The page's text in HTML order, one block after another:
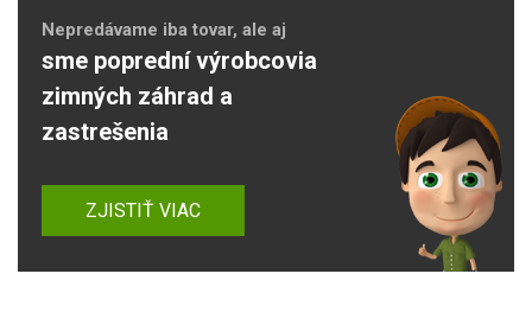
Nepredávame iba tovar, ale aj
sme poprední výrobcovia
zimných záhrad a
zastrešenia
ZJISTIŤ VIAC